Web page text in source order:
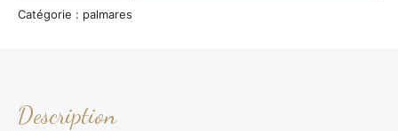
2026_FSGT_Samedi_palmares_018
Catégorie : palmares
Description